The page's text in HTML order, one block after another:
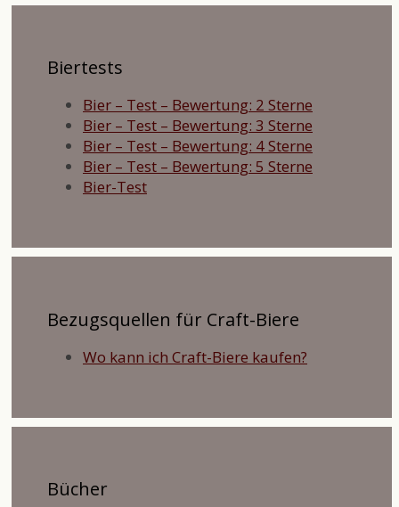
Biertests
Bier – Test – Bewertung: 2 Sterne
Bier – Test – Bewertung: 3 Sterne
Bier – Test – Bewertung: 4 Sterne
Bier – Test – Bewertung: 5 Sterne
Bier-Test
Bezugsquellen für Craft-Biere
Wo kann ich Craft-Biere kaufen?
Bücher